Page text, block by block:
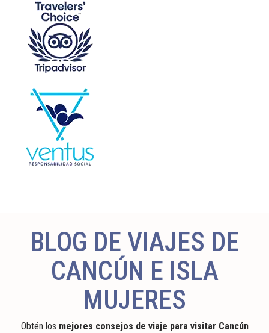
BLOG DE VIAJES DE
CANCÚN E ISLA
MUJERES
Obtén los mejores consejos de viaje para visitar Cancún